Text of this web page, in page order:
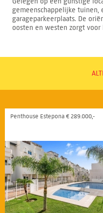
gemeenschappelijke tuinen,
garageparkeerplaats. De
oosten en westen zorgt
Penthouse Estepona € 289.000,-